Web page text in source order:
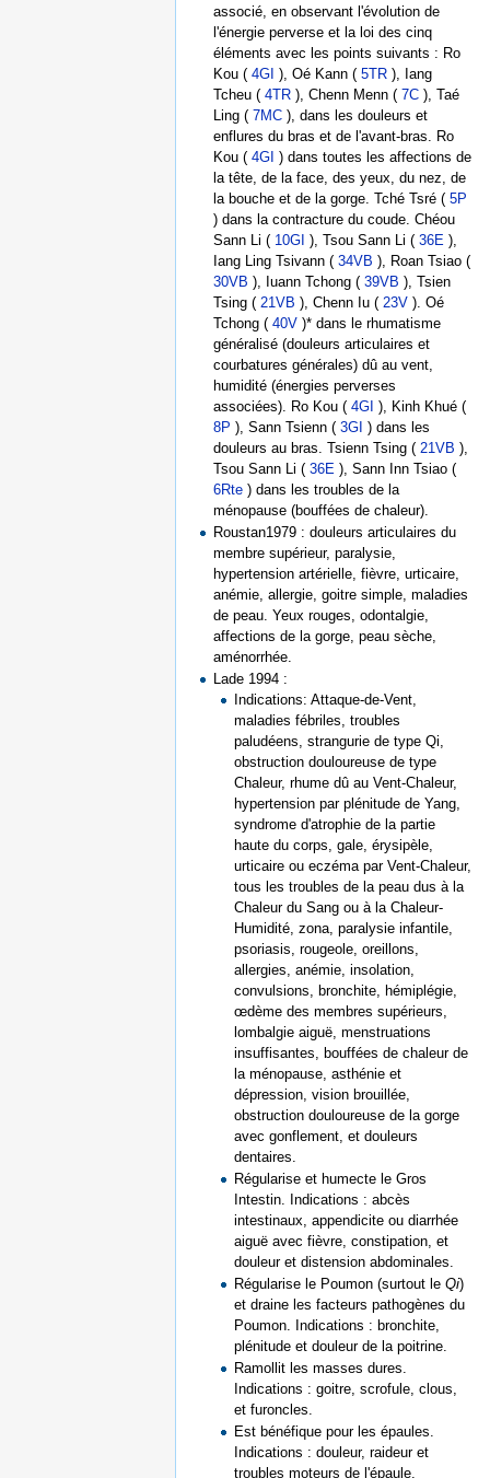
associé, en observant l'évolution de
l'énergie perverse et la loi des cinq
éléments avec les points suivants : Ro
Kou (4GI ), Oé Kann (5TR ), Iang
Tcheu (4TR ), Chenn Menn (7C ), Taé
Ling (7MC ), dans les douleurs et
enflures du bras et de l'avant‐bras. Ro
Kou (4GI ) dans toutes les affections de
la tête, de la face, des yeux, du nez, de
la bouche et de la gorge. Tché Tsré (5P
) dans la contracture du coude. Chéou
Sann Li ( 10GI ), Tsou Sann Li (36E ),
Iang Ling Tsivann (34VB ), Roan Tsiao (
30VB ), Iuann Tchong (39VB ), Tsien
Tsing ( 21VB ), Chenn Iu ( 23V ). Oé
Tchong (40V )* dans le rhumatisme
généralisé (douleurs articulaires et
courbatures générales) dû au vent,
humidité (énergies perverses
associées). Ro Kou (4GI ), Kinh Khué (
8P ), Sann Tsienn (3GI ) dans les
douleurs au bras. Tsienn Tsing ( 21VB ),
Tsou Sann Li (36E ), Sann Inn Tsiao (
6Rte ) dans les troubles de la
ménopause (bouffées de chaleur).
Roustan1979 : douleurs articulaires du
membre supérieur, paralysie,
hypertension artérielle, fièvre, urticaire,
anémie, allergie, goitre simple, maladies
de peau. Yeux rouges, odontalgie,
affections de la gorge, peau sèche,
aménorrhée.
Lade 1994 :
Indications: Attaque-de-Vent,
maladies fébriles, troubles
paludéens, strangurie de type Qi,
obstruction douloureuse de type
Chaleur, rhume dû au Vent-Chaleur,
hypertension par plénitude de Yang,
syndrome d'atrophie de la partie
haute du corps, gale, érysipèle,
urticaire ou eczéma par Vent-Chaleur,
tous les troubles de la peau dus à la
Chaleur du Sang ou à la Chaleur-
Humidité, zona, paralysie infantile,
psoriasis, rougeole, oreillons,
allergies, anémie, insolation,
convulsions, bronchite, hémiplégie,
œdème des membres supérieurs,
lombalgie aiguë, menstruations
insuffisantes, bouffées de chaleur de
la ménopause, asthénie et
dépression, vision brouillée,
obstruction douloureuse de la gorge
avec gonflement, et douleurs
dentaires.
Régularise et humecte le Gros
Intestin. Indications : abcès
intestinaux, appendicite ou diarrhée
aiguë avec fièvre, constipation, et
douleur et distension abdominales.
Régularise le Poumon (surtout leQi)
et draine les facteurs pathogènes du
Poumon. Indications : bronchite,
plénitude et douleur de la poitrine.
Ramollit les masses dures.
Indications : goitre, scrofule, clous,
et furoncles.
Est bénéfique pour les épaules.
Indications : douleur, raideur et
troubles moteurs de l'épaule.